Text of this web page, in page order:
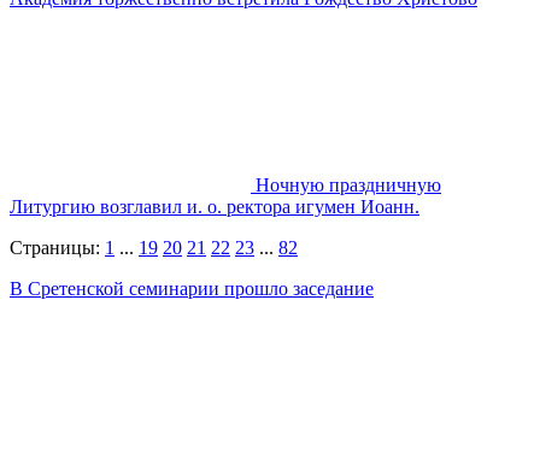
Ночную праздничную
Литургию возглавил и. о. ректора игумен Иоанн.
Страницы: 1 ... 19 20 21 22 23 ... 82
В Сретенской семинарии прошло заседание